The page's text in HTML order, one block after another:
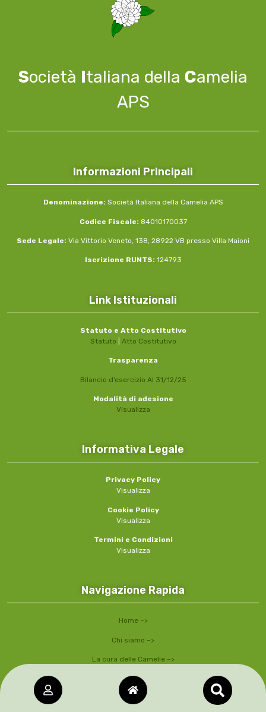
Società Italiana della Camelia
APS
Informazioni Principali
Denominazione: Società Italiana della Camelia APS
Codice Fiscale: 84010170037
Sede Legale: Via Vittorio Veneto, 138, 28922 VB presso Villa Maioni
Iscrizione RUNTS: 124793
Link Istituzionali
Statuto e Atto Costitutivo
Statuto
Atto Costitutivo
Trasparenza
Bilancio d’esercizio Al 31/12/25
Modalità di adesione
Visualizza
Informativa Legale
Privacy Policy
Visualizza
Cookie Policy
Visualizza
Termini e Condizioni
Visualizza
Navigazione Rapida
Home –>
Chi siamo –>
La cura delle Camelie –>
Villa Maioni –>
Come Associarsi –>